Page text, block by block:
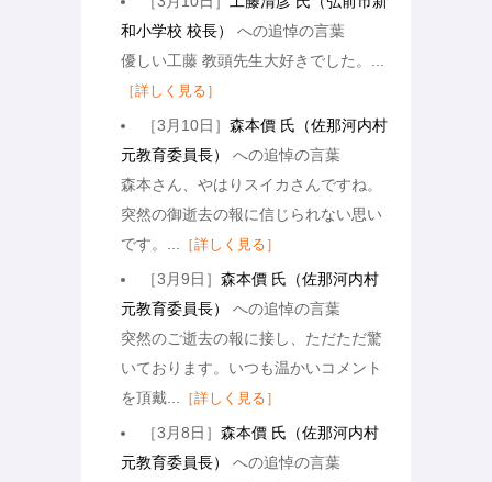
和小学校 校長）
への追悼の言葉
優しい工藤 教頭先生大好きでした。...
［詳しく見る］
［3月10日］森本價 氏（佐那河内村
元教育委員長）
への追悼の言葉
森本さん、やはりスイカさんですね。
突然の御逝去の報に信じられない思い
です。...
［詳しく見る］
［3月9日］森本價 氏（佐那河内村
元教育委員長）
への追悼の言葉
突然のご逝去の報に接し、ただただ驚
いております。いつも温かいコメント
を頂戴...
［詳しく見る］
［3月8日］森本價 氏（佐那河内村
元教育委員長）
への追悼の言葉